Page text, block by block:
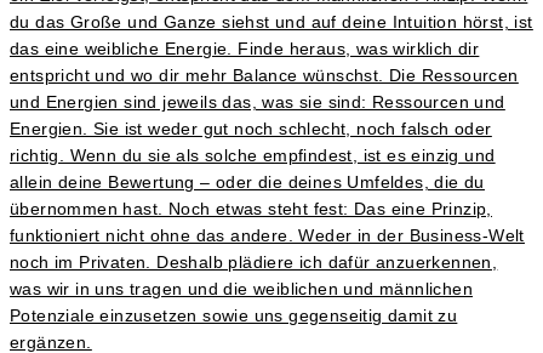
du das Große und Ganze siehst und auf deine Intuition hörst, ist
das eine weibliche Energie. Finde heraus, was wirklich dir
entspricht und wo dir mehr Balance wünschst. Die Ressourcen
und Energien sind jeweils das, was sie sind: Ressourcen und
Energien. Sie ist weder gut noch schlecht, noch falsch oder
richtig. Wenn du sie als solche empfindest, ist es einzig und
allein deine Bewertung – oder die deines Umfeldes, die du
übernommen hast. Noch etwas steht fest: Das eine Prinzip,
funktioniert nicht ohne das andere. Weder in der Business-Welt
noch im Privaten. Deshalb plädiere ich dafür anzuerkennen,
was wir in uns tragen und die weiblichen und männlichen
Potenziale einzusetzen sowie uns gegenseitig damit zu
ergänzen.